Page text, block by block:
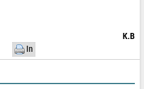
K.B
In